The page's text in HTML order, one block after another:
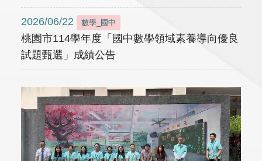
2026/06/22 數學_國中
桃園市114學年度「國中數學領域素養導向優良
試題甄選」成績公告